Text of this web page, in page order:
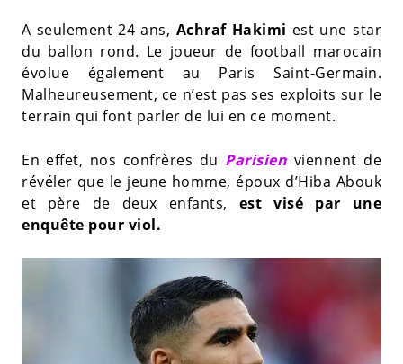
A seulement 24 ans, Achraf Hakimi est une star
du ballon rond. Le joueur de football marocain
évolue également au Paris Saint-Germain.
Malheureusement, ce n’est pas ses exploits sur le
terrain qui font parler de lui en ce moment.
En effet, nos confrères du Parisien viennent de
révéler que le jeune homme, époux d’Hiba Abouk
et père de deux enfants, est visé par une
enquête pour viol.